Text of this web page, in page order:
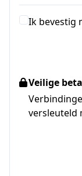
Ik bevestig
Veilige
versleuteld